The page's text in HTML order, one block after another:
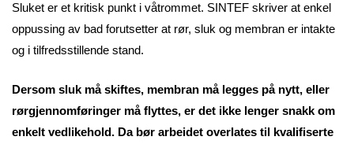
Sluket er et kritisk punkt i våtrommet. SINTEF skriver at enkel
oppussing av bad forutsetter at rør, sluk og membran er intakte
og i tilfredsstillende stand.
Dersom sluk må skiftes, membran må legges på nytt, eller
rørgjennomføringer må flyttes, er det ikke lenger snakk om
enkelt vedlikehold. Da bør arbeidet overlates til kvalifiserte